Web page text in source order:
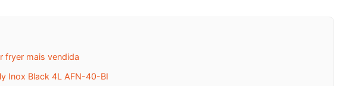
fryer mais vendida
Inox Black 4L AFN-40-BI